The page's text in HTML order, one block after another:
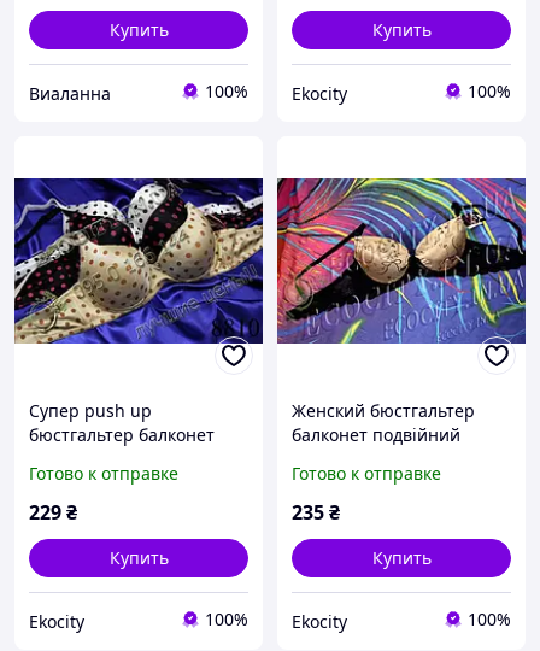
Купить
Виаланна 100%
Купить
Ekocity 100%
Супер push up
бюстгальтер балконет
8810 Bomei шоколадно-
бежевий (неполн В)
Готово к отправке
229₴
Купить
Ekocity 100%
Женский бюстгальтер
балконет подвійний
(збільшення на 1-1,5
розмір) 793 Biweier
Готово к отправке
235₴
Купить
Ekocity 100%